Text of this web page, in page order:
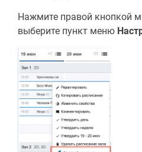
Нажмите правой кнопкой
выберите пункт меню